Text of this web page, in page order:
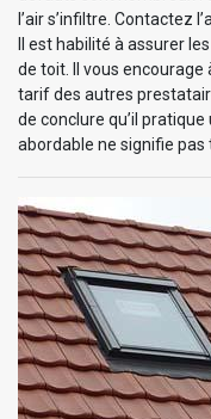
l’air s’infiltre. Contactez
Il est habilité à assurer
de toit. Il vous encourage
tarif des autres
de conclure qu’il
abordable ne signifie pas